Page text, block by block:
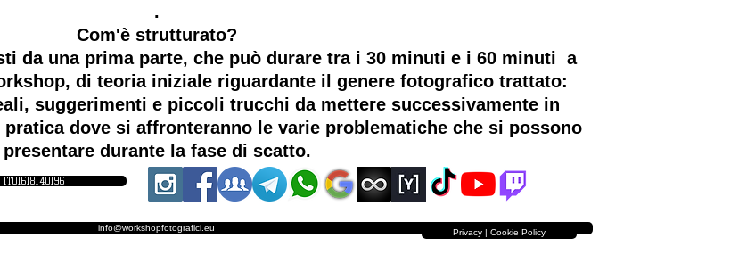
.
Com'è strutturato?
da una prima parte, che può durare tra i 30 minuti e i 60 minuti a
di teoria iniziale riguardante il genere fotografico trattato:
suggerimenti e piccoli trucchi da mettere successivamente in
dove si affronteranno le varie problematiche che si possono
presentare durante la fase di scatto.
info@workshopfotografici.eu Privacy | Cookie Policy